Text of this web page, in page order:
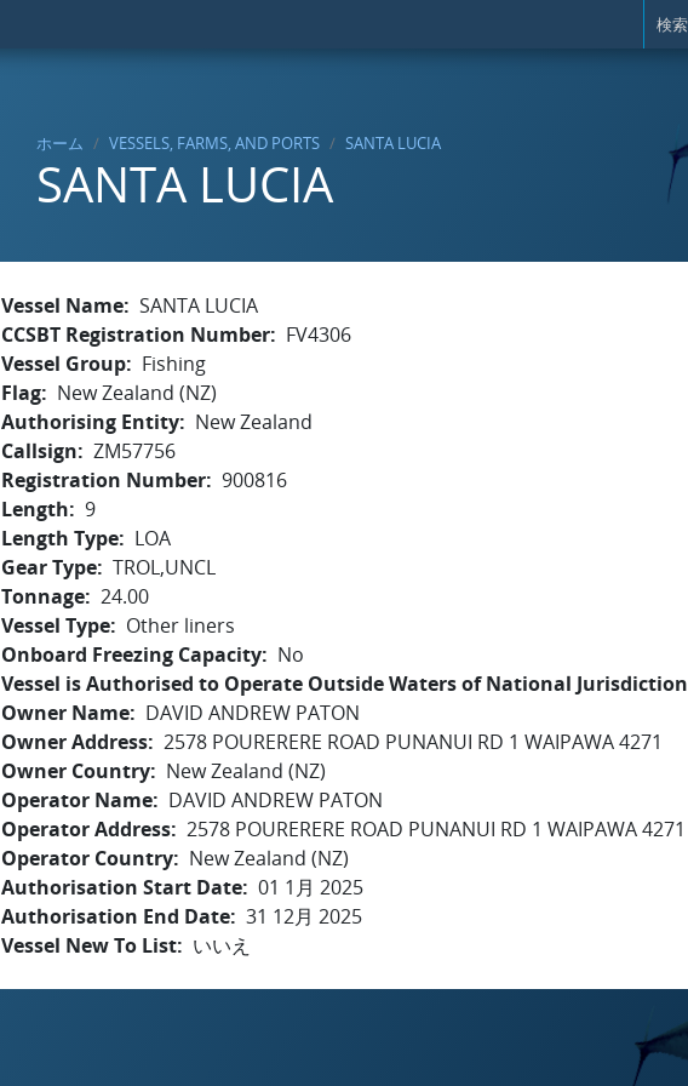
ホーム VESSELS, FARMS, AND PORTS SANTA LUCIA
SANTA LUCIA
Vessel Name SANTA LUCIA
CCSBT Registration Number
FV4306
Vessel Group
Fishing
Flag
New Zealand (NZ)
Authorising Entity
New Zealand
Callsign
ZM57756
Registration Number 900816
Length
9
Length Type
LOA
Gear Type TROL,UNCL
Tonnage 24.00
Vessel Type
Other liners
Onboard Freezing Capacity
No
Vessel is Authorised to Operate Outside Waters of National Jurisdiction
Owner Name
DAVID ANDREW PATON
Owner Address 2578 POURERERE ROAD PUNANUI RD 1 WAIPAWA 4271
Owner Country
New Zealand (NZ)
Operator Name
DAVID ANDREW PATON
Operator Address 2578 POURERERE ROAD PUNANUI RD 1 WAIPAWA 4271
Operator Country
New Zealand (NZ)
Authorisation Start Date 01 1月 2025
Authorisation End Date 31 12月 2025
Vessel New To List
いいえ